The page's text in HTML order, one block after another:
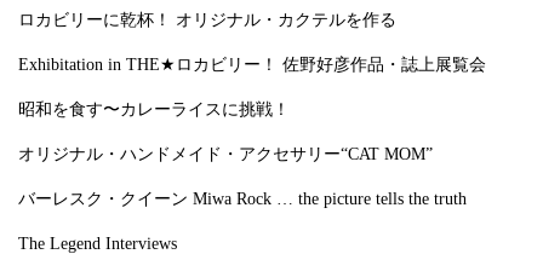
ロカビリーに乾杯！ オリジナル・カクテルを作る
Exhibitation in THE★ロカビリー！ 佐野好彦作品・誌上展覧会
昭和を食す〜カレーライスに挑戦！
オリジナル・ハンドメイド・アクセサリー“CAT MOM”
バーレスク・クイーン Miwa Rock … the picture tells the truth
The Legend Interviews